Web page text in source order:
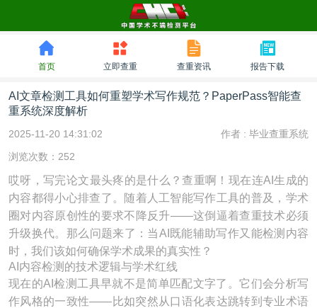
首页 立即查重 查重资讯 报告下载
AI文章检测工具如何重塑学术写作规范？PaperPass智能查
重系统深度解析
2025-11-20 14:31:02 作者 : 毕业查重系统
浏览次数：252
哎呀，写完论文最头疼的是什么？查重啊！现在连AI生成的
内容都得小心排查了。随着人工智能写作工具的普及，学术
圈对内容原创性的要求不降反升——这倒逼着查重技术必须
升级换代。那么问题来了：当AI既能辅助写作又能检测内容
时，我们该如何确保学术成果的真实性？
AI内容检测的技术逻辑与学术红线
现在的AI检测工具早就不是简单匹配文字了。它们会分析写
作风格的一致性——比如突然从口语化表达跳转到专业术语